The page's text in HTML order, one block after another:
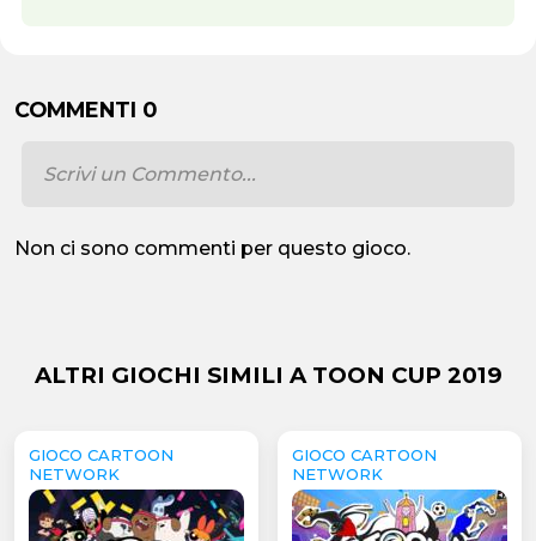
COMMENTI 0
Non ci sono commenti per questo gioco.
ALTRI GIOCHI SIMILI A TOON CUP 2019
GIOCO CARTOON
NETWORK
GIOCO CARTOON
NETWORK